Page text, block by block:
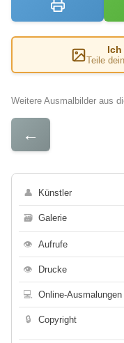
Ich
Teile
Weitere Ausmalbilder aus
←
👤 Künstler
🗃 Galerie
👁 Aufrufe
👁 Drucke
💻 Online-Ausmalungen
🔒 Copyright